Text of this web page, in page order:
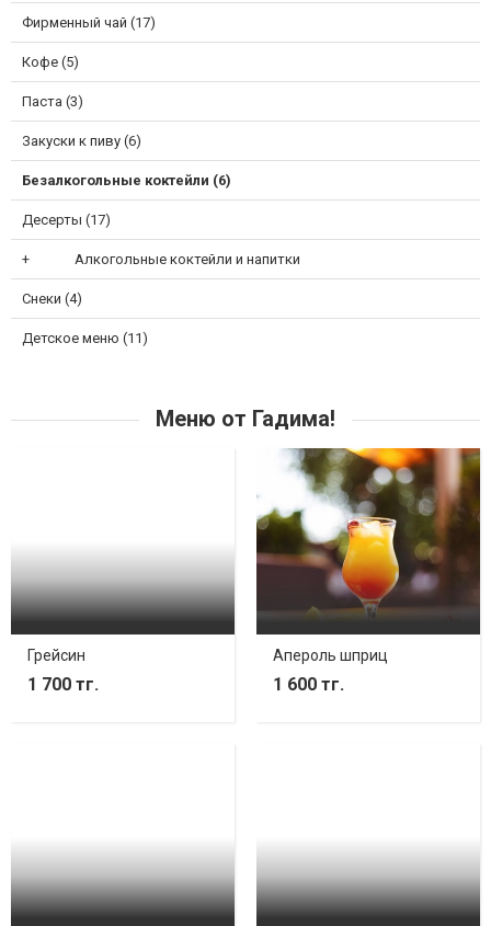
Фирменный чай (17)
Кофе (5)
Паста (3)
Закуски к пиву (6)
Безалкогольные коктейли (6)
Десерты (17)
Алкогольные коктейли и напитки
Снеки (4)
Детское меню (11)
Меню от Гадима!
Грейсин
1 700 тг.
Апероль шприц
1 600 тг.